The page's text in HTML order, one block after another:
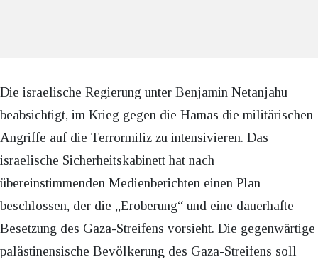
Die israelische Regierung unter Benjamin Netanjahu
beabsichtigt, im Krieg gegen die Hamas die militärischen
Angriffe auf die Terrormiliz zu intensivieren. Das
israelische Sicherheitskabinett hat nach
übereinstimmenden Medienberichten einen Plan
beschlossen, der die „Eroberung“ und eine dauerhafte
Besetzung des Gaza-Streifens vorsieht. Die gegenwärtige
palästinensische Bevölkerung des Gaza-Streifens soll